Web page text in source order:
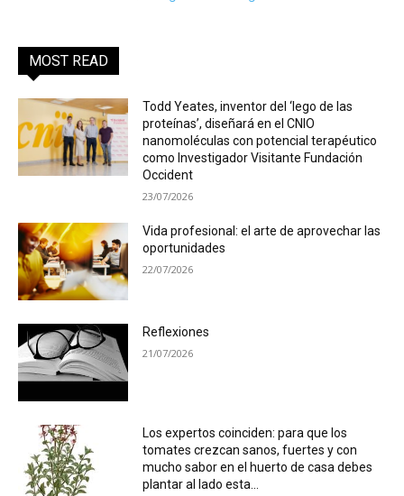
MOST READ
Todd Yeates, inventor del ‘lego de las
proteínas’, diseñará en el CNIO
nanomoléculas con potencial terapéutico
como Investigador Visitante Fundación
Occident
23/07/2026
Vida profesional: el arte de aprovechar las
oportunidades
22/07/2026
Reflexiones
21/07/2026
Los expertos coinciden: para que los
tomates crezcan sanos, fuertes y con
mucho sabor en el huerto de casa debes
plantar al lado esta...